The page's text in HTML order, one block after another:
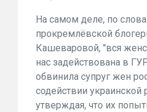
На самом деле, по
прокремлёвской
Кашеваровой, "вся
нас задействована в
обвинила супруг жен
содействии украинской
утверждая, что их